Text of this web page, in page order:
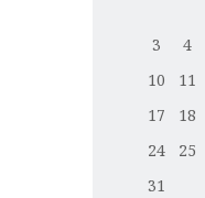
3
4
10
11
17
18
24
25
31